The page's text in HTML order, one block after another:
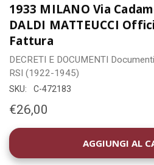
1933 MILANO Via
DALDI MATTEUCCI
Fattura
DECRETI E DOCUMENTI
RSI (1922-1945)
SKU: C-472183
€26,00
DISPONIBILITÀ
ATTUALE: